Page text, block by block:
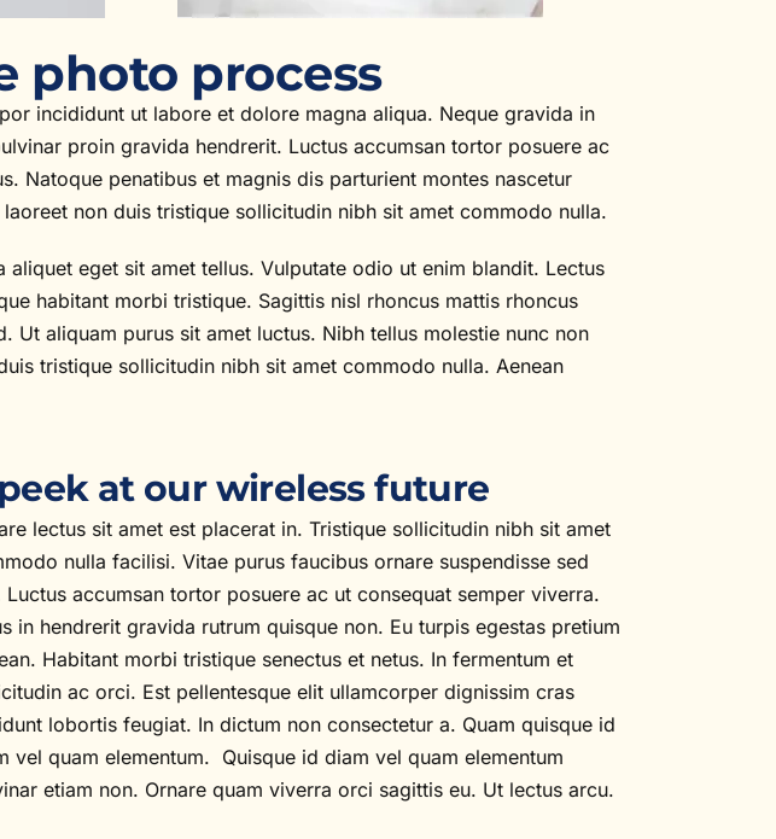
photo process
incididunt ut labore et dolore magna aliqua. Neque gravida in
proin gravida hendrerit. Luctus accumsan tortor posuere ac
Natoque penatibus et magnis dis parturient montes nascetur
non duis tristique sollicitudin nibh sit amet commodo nulla.
eget sit amet tellus. Vulputate odio ut enim blandit. Lectus
habitant morbi tristique. Sagittis nisl rhoncus mattis rhoncus
aliquam purus sit amet luctus. Nibh tellus molestie nunc non
tristique sollicitudin nibh sit amet commodo nulla. Aenean
at our wireless future
lectus sit amet est placerat in. Tristique sollicitudin nibh sit amet
nulla facilisi. Vitae purus faucibus ornare suspendisse sed
Luctus accumsan tortor posuere ac ut consequat semper viverra.
in hendrerit gravida rutrum quisque non. Eu turpis egestas pretium
Habitant morbi tristique senectus et netus. In fermentum et
ac orci. Est pellentesque elit ullamcorper dignissim cras
lobortis feugiat. In dictum non consectetur a. Quam quisque id
vel quam elementum. Quisque id diam vel quam elementum
etiam non. Ornare quam viverra orci sagittis eu. Ut lectus arcu.